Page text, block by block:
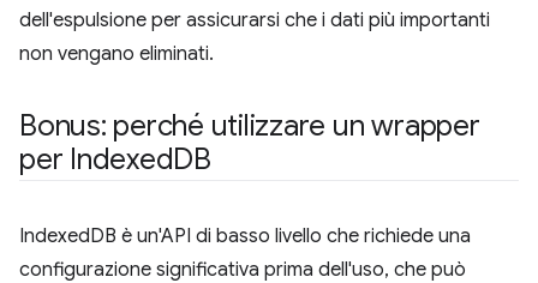
dell'espulsione per assicurarsi che i dati più importanti
non vengano eliminati.
Bonus: perché utilizzare un wrapper
per IndexedDB
IndexedDB è un'API di basso livello che richiede una
configurazione significativa prima dell'uso, che può